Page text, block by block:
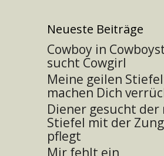
Neueste Beiträge
Cowboy in
sucht Cowgirl
Meine geilen
machen Dich
Diener gesucht der
Stiefel mit der
pflegt